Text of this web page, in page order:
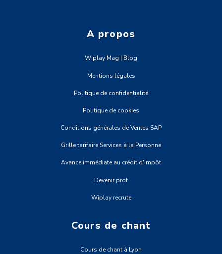
A propos
Wiplay Mag | Blog
Mentions légales
Politique de confidentialité
Politique de cookies
Conditions générales de Ventes SAP
Grille tarifaire Services à la Personne
Avance immédiate au crédit d'impôt
Devenir prof
Wiplay recrute
Cours de chant
Cours de chant à Lyon